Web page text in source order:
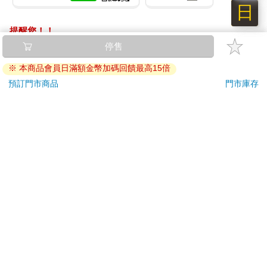
提醒您！！
金石堂及銀行均不會請您操作ATM! 如接獲電話要求您前往
ATM提款機，請不要聽從指示，以免受騙上當！
退換貨須知：
停售
※ 本商品會員日滿額金幣加碼回饋最高15倍
預訂門市商品
門市庫存
日